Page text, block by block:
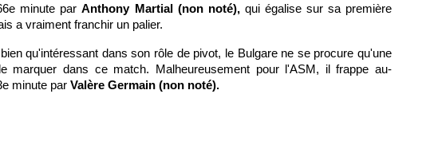
minute parAnthony Martial (non noté),qui égalise sur sa première
a vraiment franchir un palier.
qu'intéressant dans son rôle de pivot, le Bulgare ne se procure qu'une
marquer dans ce match. Malheureusement pour l'ASM, il frappe au-
minute par Valère Germain (non noté).